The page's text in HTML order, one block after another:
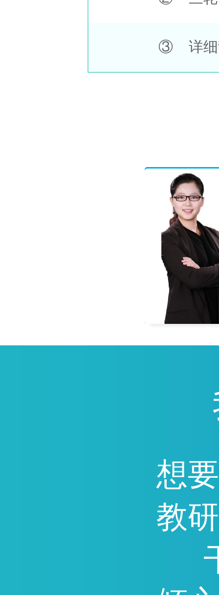
③ 详细
程偲一级建造师
想
教